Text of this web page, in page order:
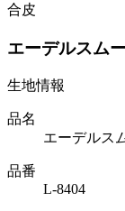
合皮
エーデルスム
生地情報
品名
エーデルス
品番
L-8404